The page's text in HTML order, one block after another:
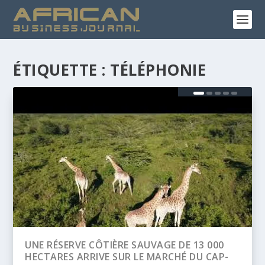
ÉTIQUETTE : TÉLÉPHONIE
BANQUE AFRICAINE DE DÉVELOPPEMENT
(BAD) – ASSEMBLÉE ANNUELLES 2026 :